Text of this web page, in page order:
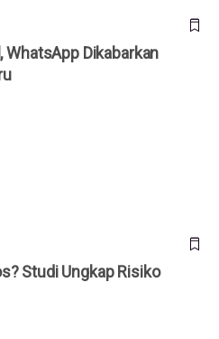
WhatsApp Dikabarkan
Studi Ungkap Risiko